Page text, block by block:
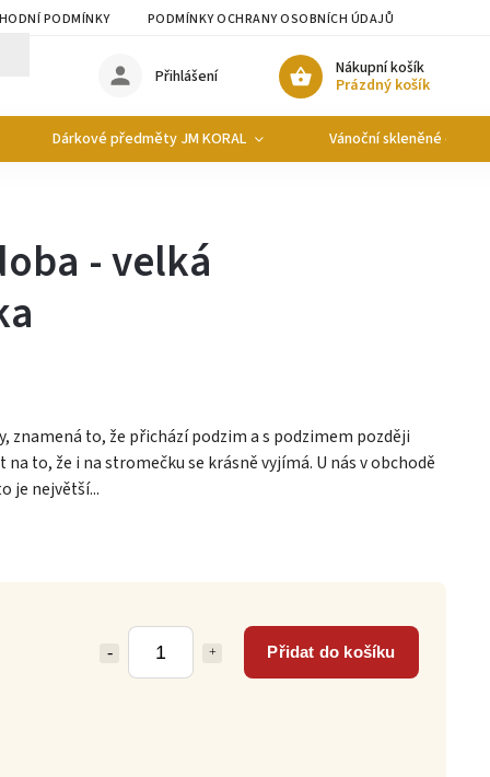
PODMÍNKY PODMÍNKY OCHRANY OSOBNÍCH ÚDAJŮ
Nákupní košík
Prázdný košík
Přihlášení
Dárkové předměty JM KORAL Vánoční skleněné
Přidat do košíku
- velká
znamená to, že přichází podzim a s podzimem později
to, že i na stromečku se krásně vyjímá. U nás v obchodě
je největší...